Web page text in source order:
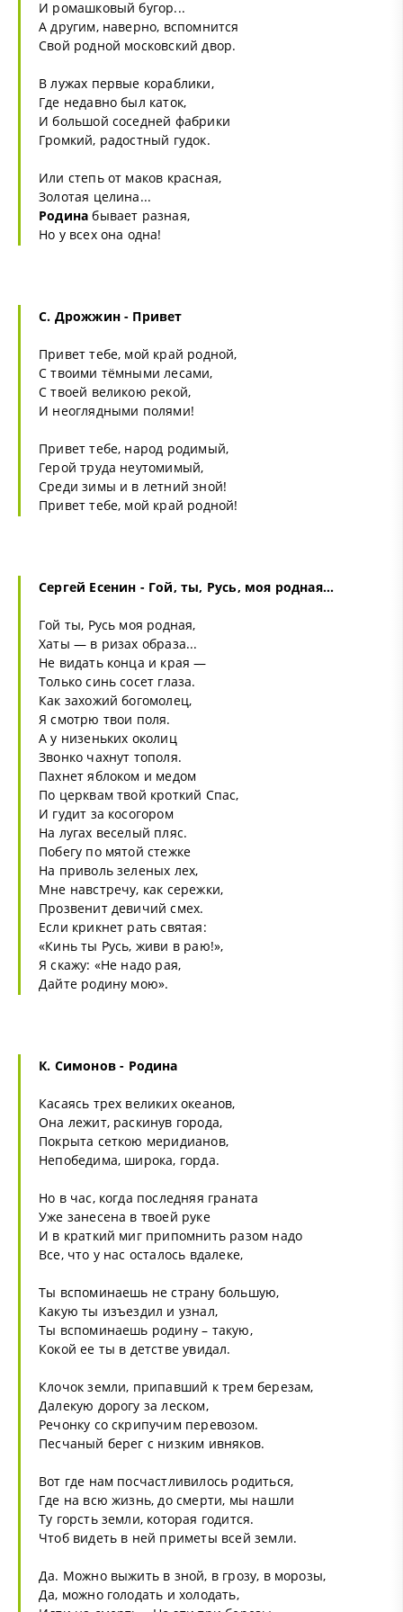
И ромашковый бугор...
А другим, наверно, вспомнится
Свой родной московский двор.
В лужах первые кораблики,
Где недавно был каток,
И большой соседней фабрики
Громкий, радостный гудок.
Или степь от маков красная,
Золотая целина...
Родина бывает разная,
Но у всех она одна!
С. Дрожжин - Привет
Привет тебе, мой край родной,
С твоими тёмными лесами,
С твоей великою рекой,
И неоглядными полями!
Привет тебе, народ родимый,
Герой труда неутомимый,
Среди зимы и в летний зной!
Привет тебе, мой край родной!
Сергей Есенин - Гой, ты, Русь, моя родная...
Гой ты, Русь моя родная,
Хаты — в ризах образа...
Не видать конца и края —
Только синь сосет глаза.
Как захожий богомолец,
Я смотрю твои поля.
А у низеньких околиц
Звонко чахнут тополя.
Пахнет яблоком и медом
По церквам твой кроткий Спас,
И гудит за коcогором
На лугах веселый пляс.
Побегу по мятой стежке
На приволь зеленых лех,
Мне навстречу, как сережки,
Прозвенит девичий смех.
Если крикнет рать святая:
«Кинь ты Русь, живи в раю!»,
Я скажу: «Не надо рая,
Дайте родину мою».
К. Симонов - Родина
Касаясь трех великих океанов,
Она лежит, раскинув города,
Покрыта сеткою меридианов,
Непобедима, широка, горда.
Но в час, когда последняя граната
Уже занесена в твоей руке
И в краткий миг припомнить разом надо
Все, что у нас осталось вдалеке,
Ты вспоминаешь не страну большую,
Какую ты изъездил и узнал,
Ты вспоминаешь родину – такую,
Кокой ее ты в детстве увидал.
Клочок земли, припавший к трем березам,
Далекую дорогу за леском,
Речонку со скрипучим перевозом.
Песчаный берег с низким ивняков.
Вот где нам посчастливилось родиться,
Где на всю жизнь, до смерти, мы нашли
Ту горсть земли, которая годится.
Чтоб видеть в ней приметы всей земли.
Да. Можно выжить в зной, в грозу, в морозы,
Да, можно голодать и холодать,